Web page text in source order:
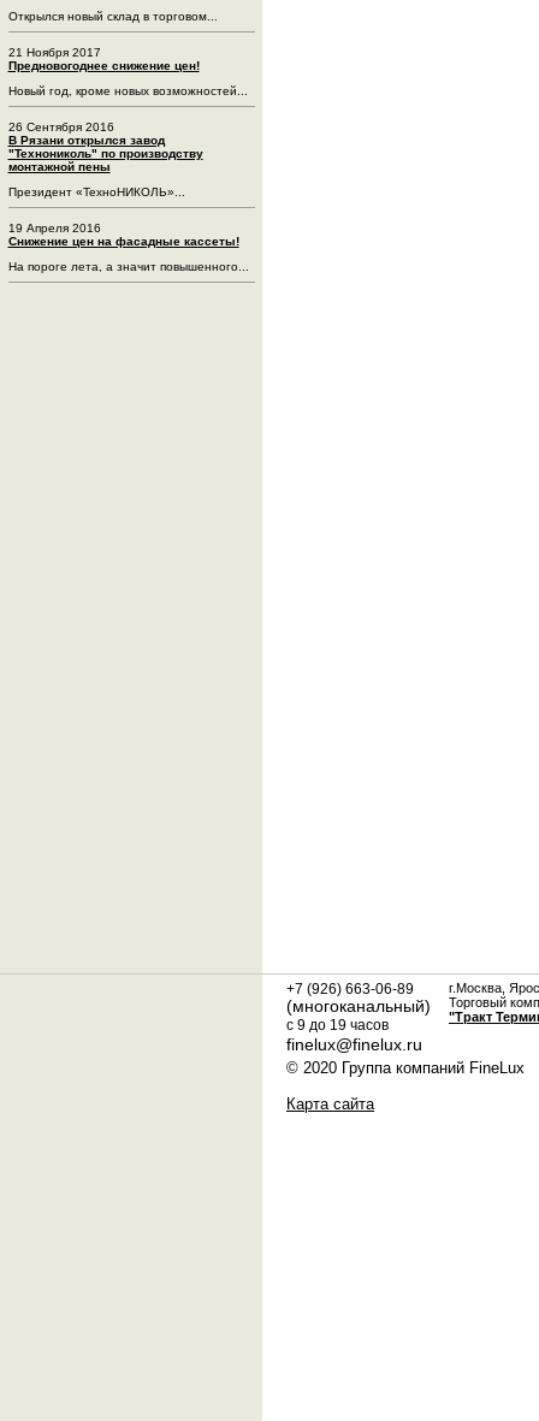
Открылся новый склад в торговом...
21 Ноября 2017
Предновогоднее снижение цен!
Новый год, кроме новых возможностей...
26 Сентября 2016
В Рязани открылся завод
"Технониколь" по производству
монтажной пены
Президент «ТехноНИКОЛЬ»...
19 Апреля 2016
Снижение цен на фасадные кассеты!
На пороге лета, а значит повышенного...
+7 (926) 663-06-89
(многоканальный)
с 9 до 19 часов
finelux@finelux.ru
г.Москва,
Торговый
"Тракт
© 2020 Группа компаний FineLux
Карта сайта